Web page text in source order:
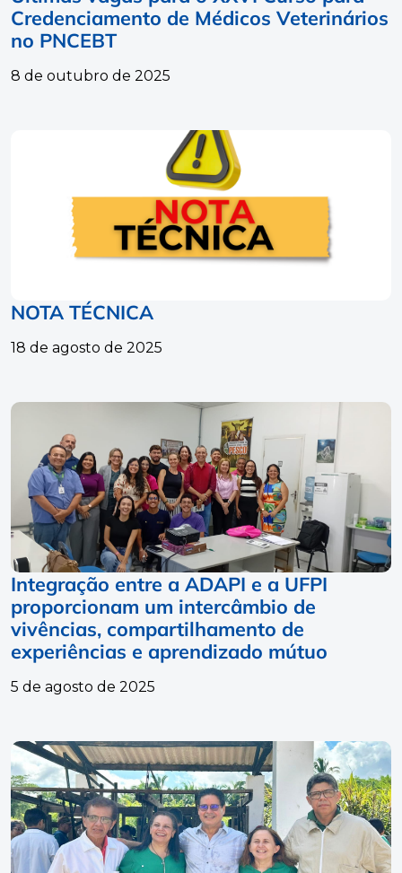
Credenciamento de Médicos Veterinários
no PNCEBT
8 de outubro de 2025
NOTA TÉCNICA
18 de agosto de 2025
Integração entre a ADAPI e a UFPI
proporcionam um intercâmbio de
vivências, compartilhamento de
experiências e aprendizado mútuo
5 de agosto de 2025